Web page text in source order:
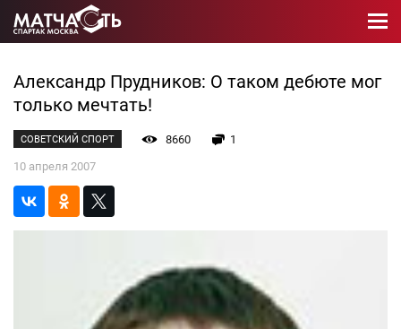
Александр Прудников: О таком дебюте мог
только мечтать!
СОВЕТСКИЙ СПОРТ 8660
1
10 апреля 2007